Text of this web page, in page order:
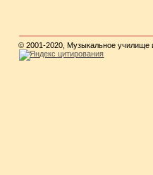
© 2001-2020, Музыкальное